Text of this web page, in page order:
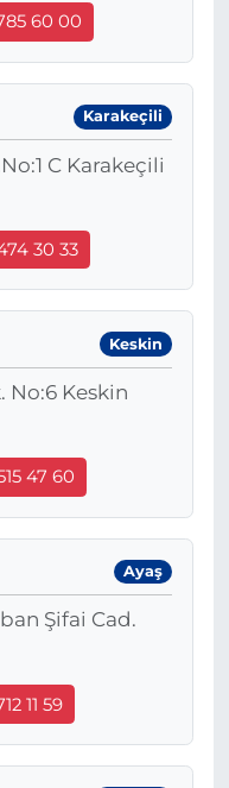
60 00
Karakeçili
C Karakeçili
30 33
Keskin
No:6 Keskin
47 60
Ayaş
Şifai Cad.
11 59